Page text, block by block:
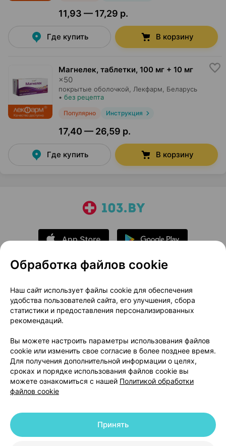
11,93 — 17,29 р.
Где купить В корзину
Магнелек, таблетки, 100 мг + 10 мг
×50
покрытые оболочкой, Лекфарм, Беларусь
• без рецепта
Популярно Инструкция
17,40 — 26,59 р.
Где купить В корзину
О проекте
Новости проекта
Размещение рекламы
Медицинский маркетинг
Публичный договор
Доставка
Способы оплаты
Вакансии
Партнеры
Написать руководителю 103.by
Написать в поддержку
Персональные настройки Cookie
© 2026 ООО «Артокс Лаб», УНП 191700409 | 220012, Республика Беларусь,
Обработка файлов cookie
Наш сайт использует файлы cookie для обеспечения
удобства пользователей сайта, его улучшения, сбора
статистики и предоставления персонализированных
рекомендаций.
Вы можете настроить параметры использования файлов
cookie или изменить свое согласие в более позднее время.
Для получения дополнительной информации о целях,
сроках и порядке использования файлов cookie вы
можете ознакомиться с нашей Политикой обработки
файлов cookie
Принять